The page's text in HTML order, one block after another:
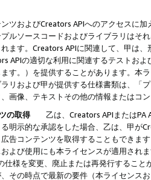
ツおよびCreators APIへのアクセスに
ルソースコードおよびライブラリはそ
ます。Creators APIに関連して、甲は
APIの適切な利用に関連するテストお
す。）を提供することがあります。本
リおよび甲が提供する仕様書類は、「
画像、テキストその他の情報またはコ
の取得
乙は、Creators APIまたはPA
明示的な承認をした場合、乙は、甲が
告コンテンツを取得することもできま
よび使用にも本ライセンスが適用され
仕様を変更、廃止または再発行するこ
その時点で最新の要件（本ライセン